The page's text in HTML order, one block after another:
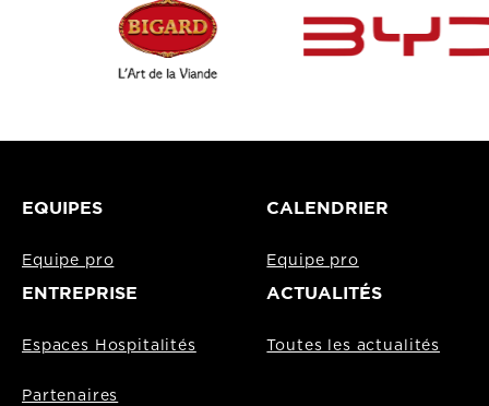
EQUIPES
Equipe pro
CALENDRIER
Equipe pro
ENTREPRISE
Espaces Hospitalités
Partenaires
ACTUALITÉS
Toutes les actualités